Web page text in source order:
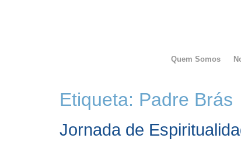
Quem Somos
Etiqueta: Padre Brás
Jornada de